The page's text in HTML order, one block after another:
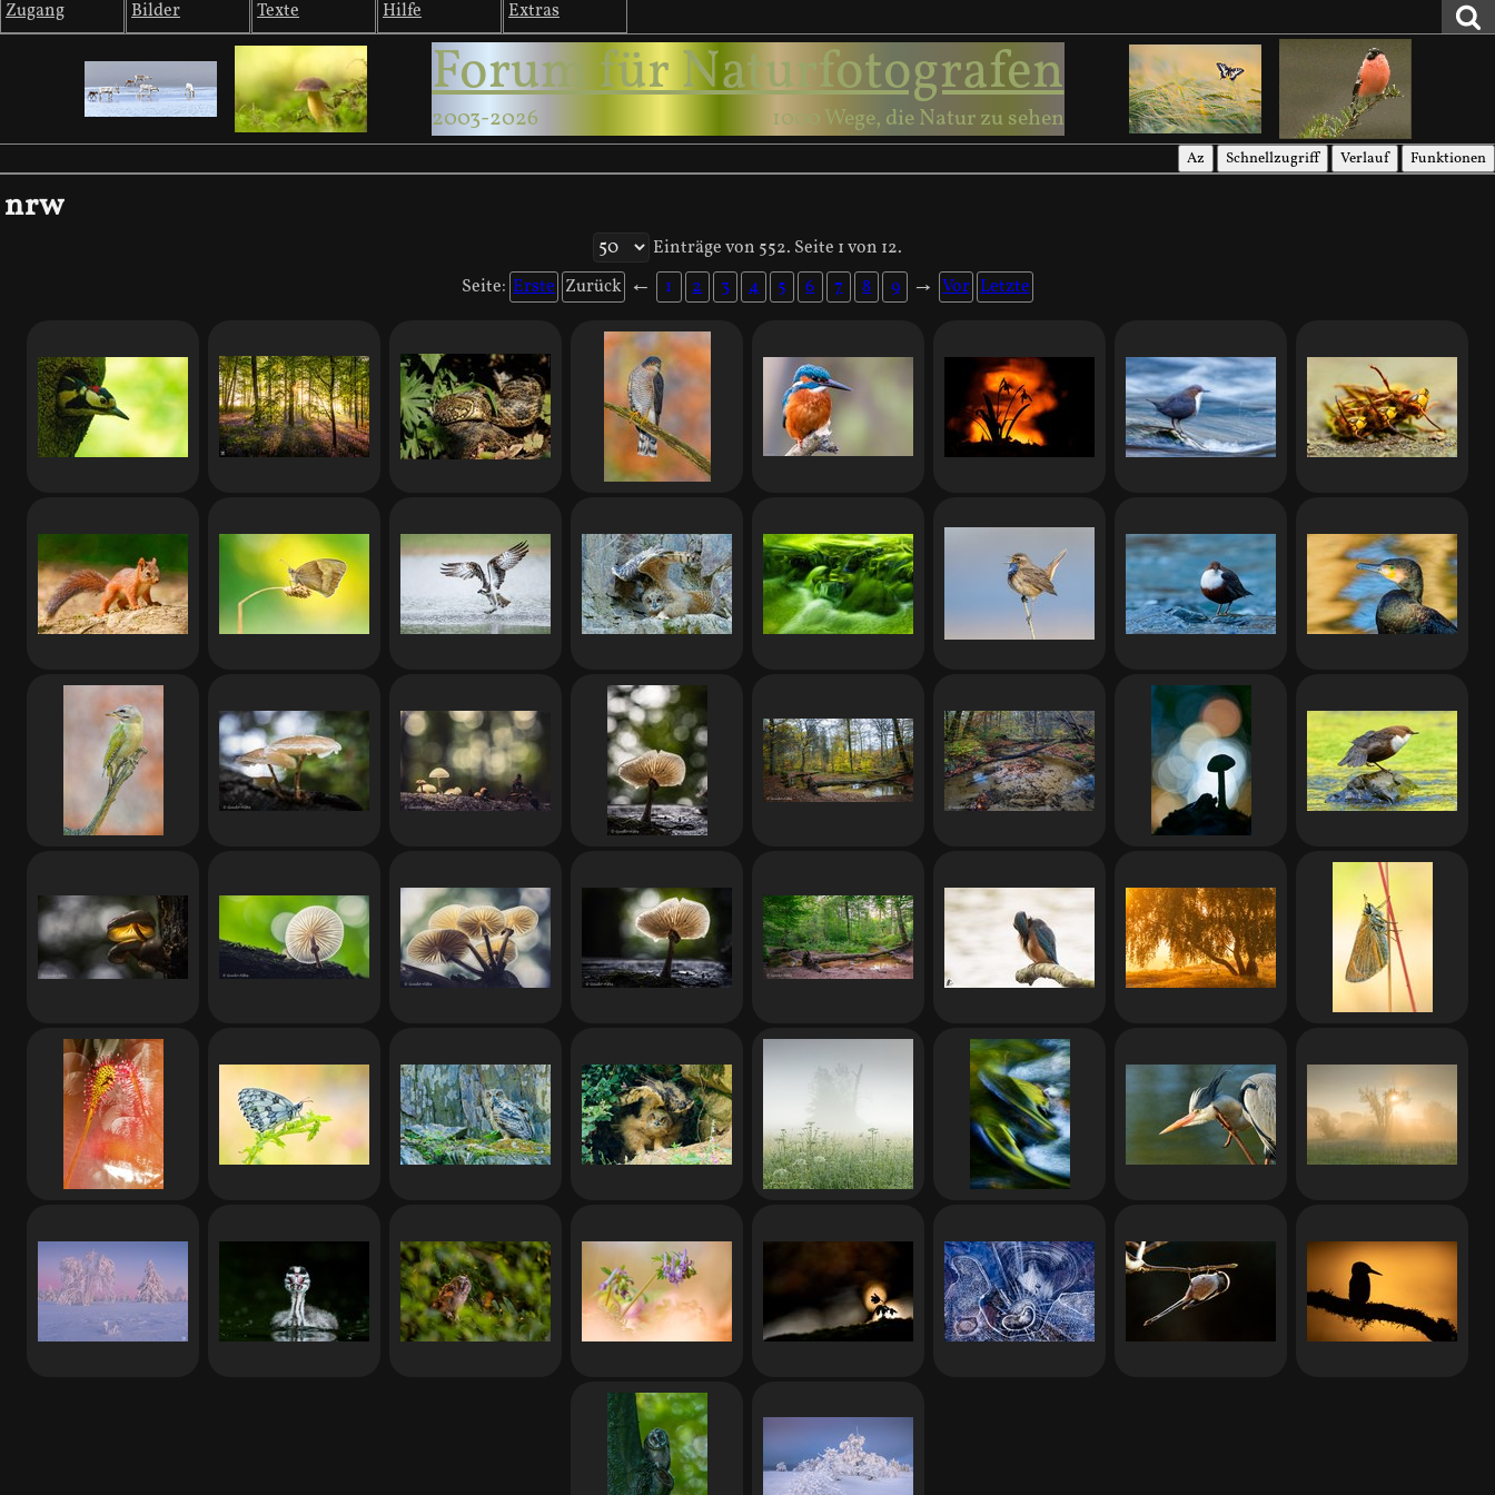
Zugang Bilder Texte Hilfe Extras
Forum für Naturfotografen
2003-2026 1000 Wege, die Natur zu sehen
Az Schnellzugriff Verlauf Funktionen
nrw
Einträge von 552. Seite 1 von 12.
Seite: Erste Zurück ← 1 2 3 4 5 6 7 8 9 → Vor Letzte